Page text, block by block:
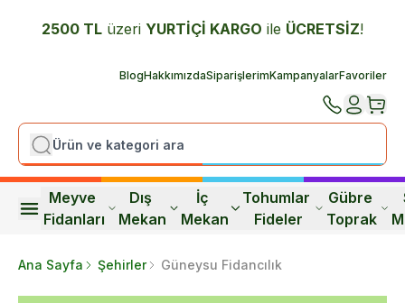
2500 TL üzeri YURTİÇİ KARGO ile ÜCRETSİZ!
BlogHakkımızdaSiparişlerimKampanyalarFavoriler
Meyve
Fidanları
Dış
Mekan
İç
Mekan
Tohumlar
Fideler
Gübre
Toprak
Ana Sayfa Şehirler Güneysu Fidancılık